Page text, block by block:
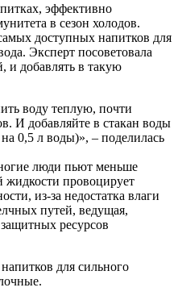
эффективно
в сезон холодов.
доступных напитков для
Эксперт посоветовала
и добавлять в такую
воду теплую, почти
И добавляйте в стакан воды
0,5 л воды)», – поделилась
люди пьют меньше
жидкости провоцирует
из-за недостатка влаги
путей, ведущая,
ресурсов
для сильного